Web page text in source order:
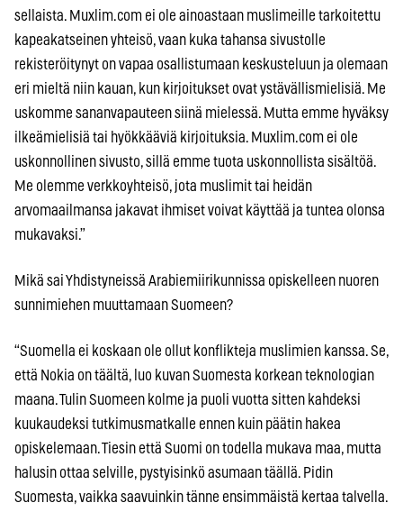
sellaista. Muxlim.com ei ole ainoastaan muslimeille tarkoitettu
kapeakatseinen yhteisö, vaan kuka tahansa sivustolle
rekisteröitynyt on vapaa osallistumaan keskusteluun ja olemaan
eri mieltä niin kauan, kun kirjoitukset ovat ystävällismielisiä. Me
uskomme sananvapauteen siinä mielessä. Mutta emme hyväksy
ilkeämielisiä tai hyökkääviä kirjoituksia. Muxlim.com ei ole
uskonnollinen sivusto, sillä emme tuota uskonnollista sisältöä.
Me olemme verkkoyhteisö, jota muslimit tai heidän
arvomaailmansa jakavat ihmiset voivat käyttää ja tuntea olonsa
mukavaksi.”
Mikä sai Yhdistyneissä Arabiemiirikunnissa opiskelleen nuoren
sunnimiehen muuttamaan Suomeen?
“Suomella ei koskaan ole ollut konflikteja muslimien kanssa. Se,
että Nokia on täältä, luo kuvan Suomesta kor­kean teknologian
maana. Tulin Suomeen kolme ja puoli vuotta sitten kahdeksi
kuukaudeksi tutkimusmatkalle ennen kuin päätin hakea
opiskelemaan. Tiesin että Suomi on todella mukava maa, mutta
halusin ottaa selville, pystyisinkö asumaan täällä. Pidin
Suomesta, vaikka saavuinkin tänne ensimmäistä kertaa talvella.